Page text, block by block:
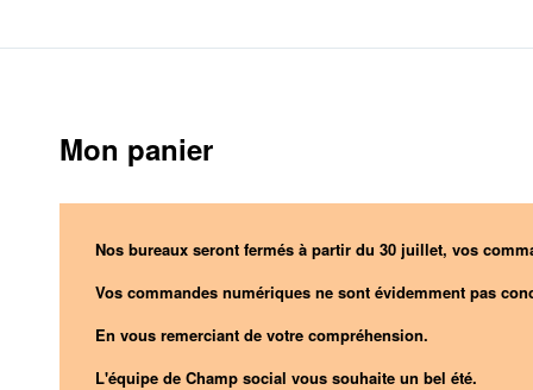
Mon panier
Nos bureaux seront fermés à partir du 30 juillet, vos
Vos commandes numériques ne sont évidemment pas
En vous remerciant de votre compréhension.
L'équipe de Champ social vous souhaite un bel été.